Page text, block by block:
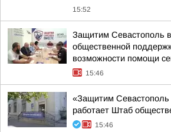
15:52
Защитим Севастополь
общественной
возможности помощи
15:46
«Защитим Севастополь
работает Штаб
15:46